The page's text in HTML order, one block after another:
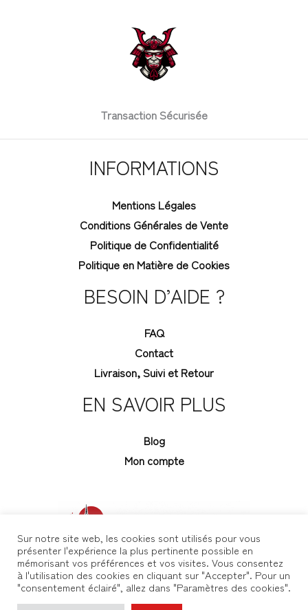
Transaction Sécurisée
INFORMATIONS
Mentions Légales
Conditions Générales de Vente
Politique de Confidentialité
Politique en Matière de Cookies
BESOIN D’AIDE ?
FAQ
Contact
Livraison, Suivi et Retour
EN SAVOIR PLUS
Blog
Mon compte
Sur notre site web, les cookies sont utilisés pour vous
présenter l'expérience la plus pertinente possible en
mémorisant vos préférences et vos visites. Vous consentez
à l'utilisation des cookies en cliquant sur "Accepter". Pour un
"consentement éclairé", allez dans "Paramètres des cookies".